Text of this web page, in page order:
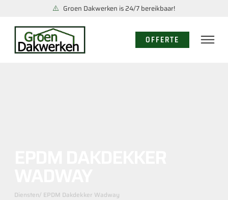
Groen Dakwerken is 24/7 bereikbaar!
OFFERTE
Diensten/ EPDM Dakdekker Wadway